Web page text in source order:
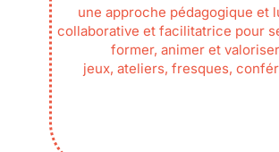
une approche pédagogique et
collaborative et facilitatrice pour
former, animer et
jeux, ateliers, fresques,